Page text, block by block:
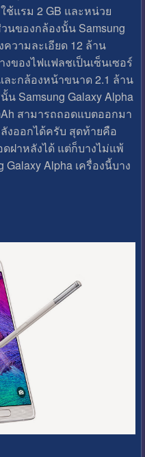
ช้แรม 2 GB และหน่วย
นของกล้องนั้น Samsung
วามละเอียด 12 ล้าน
ของไฟแฟลชเป็นเซ็นเซอร์
ละกล้องหน้าขนาด 2.1 ล้าน
Samsung Galaxy Alpha
สามารถถอดแบตออกมา
งออกได้ครับ สุดท้ายคือ
ดฝาหลังได้ แต่ก็บางไม่แพ้
Galaxy Alpha เครื่องนี้บาง